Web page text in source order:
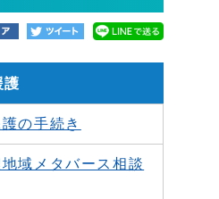
護
の手続き
域メタバース相談